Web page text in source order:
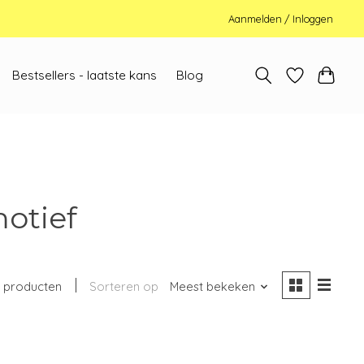
Aanmelden / Inloggen
Bestsellers - laatste kans Blog
producten Sorteren op Meest bekeken